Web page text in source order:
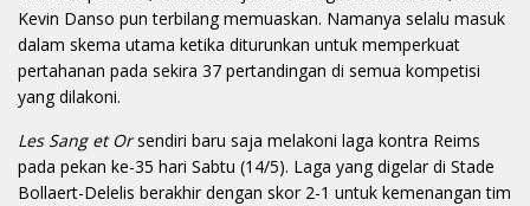
Kevin Danso pun terbilang memuaskan. Namanya selalu masuk
dalam skema utama ketika diturunkan untuk memperkuat
pertahanan pada sekira 37 pertandingan di semua kompetisi
yang dilakoni.
Les Sang et Orsendiri baru saja melakoni laga kontra Reims
pada pekan ke-35 hari Sabtu (14/5). Laga yang digelar di Stade
Bollaert-Delelis berakhir dengan skor 2-1 untuk kemenangan tim